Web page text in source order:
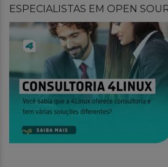
ESPECIALISTAS EM OPEN